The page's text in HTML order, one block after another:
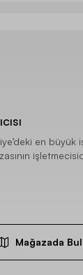
en büyük
Mağazada Bul